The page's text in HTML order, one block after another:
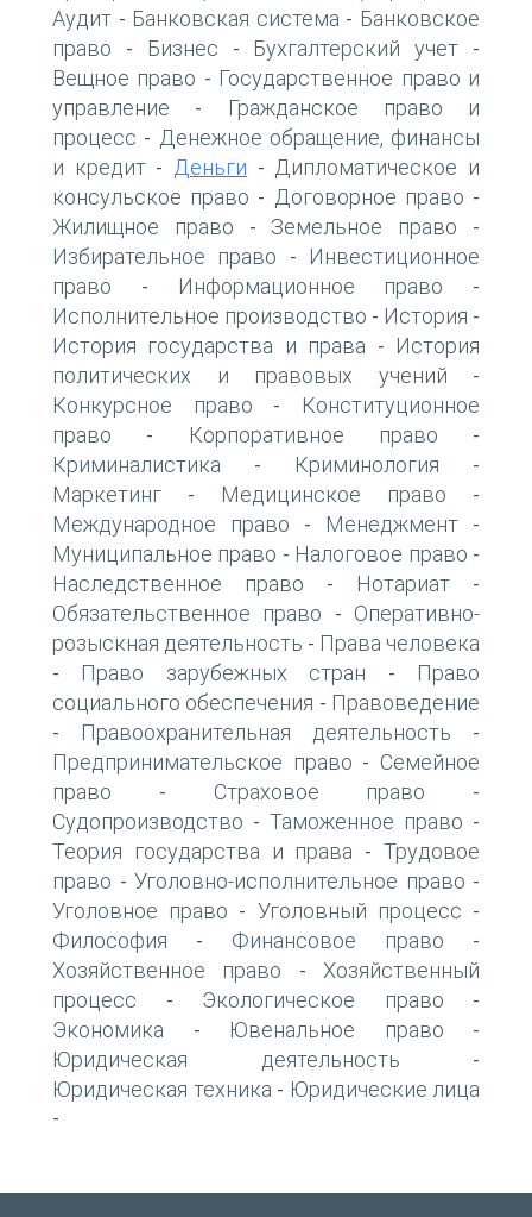
Аудит - Банковская система - Банковское
право - Бизнес - Бухгалтерский учет -
Вещное право - Государственное право и
управление -
Гражданское право и
процесс - Денежное обращение, финансы
и кредит- Деньги - Дипломатическое и
консульское право - Договорное право -
Жилищное право - Земельное право -
Избирательное право -
Инвестиционное
право - Информационное право -
Исполнительное производство - История -
История государства и права -
История
политических и правовых учений -
Конкурсное право -
Конституционное
право - Корпоративное право -
Криминалистика - Криминология -
Маркетинг - Медицинское право -
Международное право - Менеджмент -
Муниципальное право - Налоговое право -
Наследственное право - Нотариат -
Обязательственное право - Оперативно-
розыскная деятельность - Права человека
- Право зарубежных стран -
Право
социального обеспечения - Правоведение
- Правоохранительная деятельность -
Предпринимательское право - Семейное
право - Страховое право -
Судопроизводство - Таможенное право -
Теория государства и права -Трудовое
право - Уголовно-исполнительное право -
Уголовное право - Уголовный процесс -
Философия - Финансовое право -
Хозяйственное право - Хозяйственный
процесс - Экологическое право -
Экономика - Ювенальное право -
Юридическая деятельность -
Юридическая техника - Юридические лица
-